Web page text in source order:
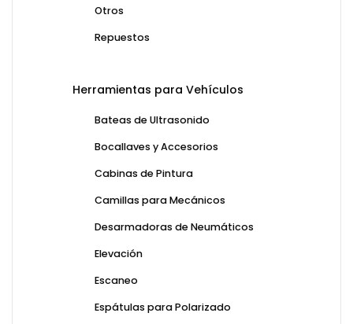
Otros
Repuestos
Herramientas para Vehículos
Bateas de Ultrasonido
Bocallaves y Accesorios
Cabinas de Pintura
Camillas para Mecánicos
Desarmadoras de Neumáticos
Elevación
Escaneo
Espátulas para Polarizado